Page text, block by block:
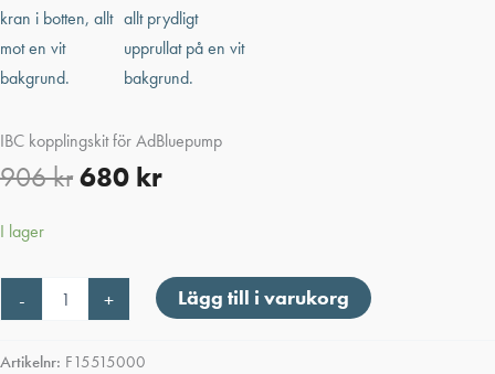
IBC kopplingskit för AdBluepump
906kr680 kr
I lager
-
kopplingskit
AdBluepump
+ Lägg till i varukorg
Artikelnr: F15515000